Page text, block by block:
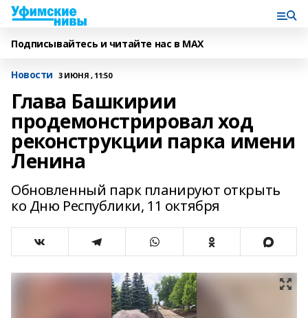
Подписывайтесь и читайте нас в MAX
Новости 3 ИЮНЯ , 11:50
Глава Башкирии
продемонстрировал ход
реконструкции парка имени
Ленина
Обновленный парк планируют открыть
ко Дню Республики, 11 октября